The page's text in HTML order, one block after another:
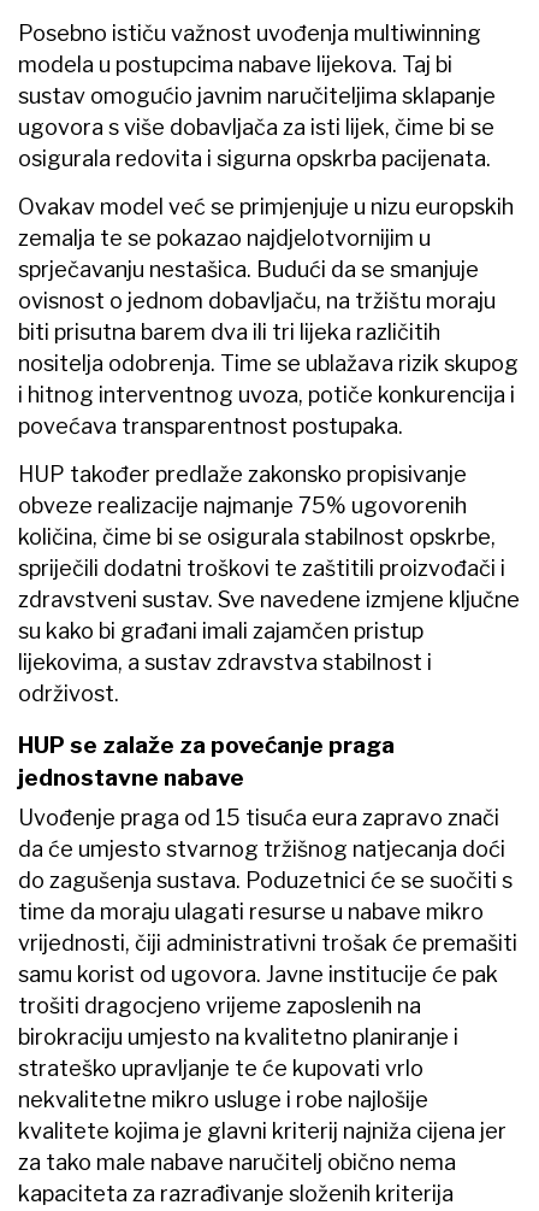
Posebno ističu važnost uvođenja multiwinning
modela u postupcima nabave lijekova. Taj bi
sustav omogućio javnim naručiteljima sklapanje
ugovora s više dobavljača za isti lijek, čime bi se
osigurala redovita i sigurna opskrba pacijenata.
Ovakav model već se primjenjuje u nizu europskih
zemalja te se pokazao najdjelotvornijim u
sprječavanju nestašica. Budući da se smanjuje
ovisnost o jednom dobavljaču, na tržištu moraju
biti prisutna barem dva ili tri lijeka različitih
nositelja odobrenja. Time se ublažava rizik skupog
i hitnog interventnog uvoza, potiče konkurencija i
povećava transparentnost postupaka.
HUP također predlaže zakonsko propisivanje
obveze realizacije najmanje 75% ugovorenih
količina, čime bi se osigurala stabilnost opskrbe,
spriječili dodatni troškovi te zaštitili proizvođači i
zdravstveni sustav. Sve navedene izmjene ključne
su kako bi građani imali zajamčen pristup
lijekovima, a sustav zdravstva stabilnost i
održivost.
HUP se zalaže za povećanje praga
jednostavne nabave
Uvođenje praga od 15 tisuća eura zapravo znači
da će umjesto stvarnog tržišnog natjecanja doći
do zagušenja sustava. Poduzetnici će se suočiti s
time da moraju ulagati resurse u nabave mikro
vrijednosti, čiji administrativni trošak će premašiti
samu korist od ugovora. Javne institucije će pak
trošiti dragocjeno vrijeme zaposlenih na
birokraciju umjesto na kvalitetno planiranje i
strateško upravljanje te će kupovati vrlo
nekvalitetne mikro usluge i robe najlošije
kvalitete kojima je glavni kriterij najniža cijena jer
za tako male nabave naručitelj obično nema
kapaciteta za razrađivanje složenih kriterija